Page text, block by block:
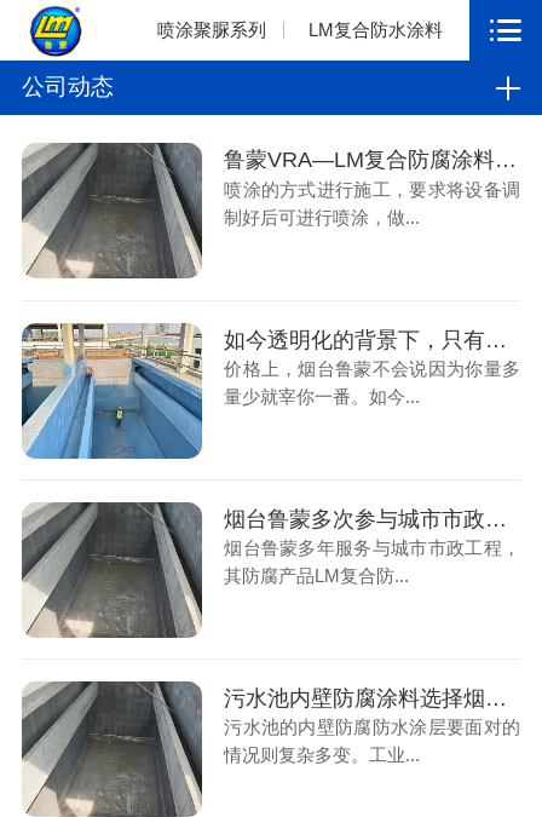
喷涂聚脲系列 LM复合防水涂料
公司动态
鲁蒙VRA—LM复合防腐涂料应用污水厂防腐工程
喷涂的方式进行施工，要求将设备调
制好后可进行喷涂，做...
如今透明化的背景下，只有真材实料才能长远
价格上，烟台鲁蒙不会说因为你量多
量少就宰你一番。如今...
烟台鲁蒙多次参与城市市政工程，解决污水厂防腐工程
烟台鲁蒙多年服务与城市市政工程，
其防腐产品LM复合防...
污水池内壁防腐涂料选择烟台鲁蒙防腐厂家是好选择
污水池的内壁防腐防水涂层要面对的
情况则复杂多变。工业...